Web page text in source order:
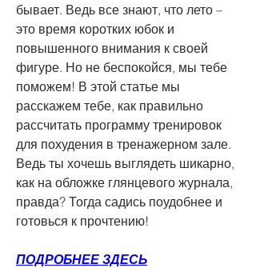
бывает. Ведь все знают, что лето –
это время коротких юбок и
повышенного внимания к своей
фигуре. Но не беспокойся, мы тебе
поможем! В этой статье мы
расскажем тебе, как правильно
рассчитать программу тренировок
для похудения в тренажерном зале.
Ведь ты хочешь выглядеть шикарно,
как на обложке глянцевого журнала,
правда? Тогда садись поудобнее и
готовься к прочтению!
ПОДРОБНЕЕ ЗДЕСЬ